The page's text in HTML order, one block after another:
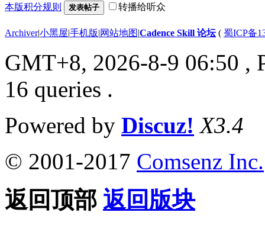
本版积分规则 发表帖子 转播给听众
Archiver|小黑屋|手机版|网站地图|Cadence Skill 论坛( 蜀ICP备
GMT+8, 2026-8-9 06:50 ,
16 queries .
Powered by Discuz! X3.4
© 2001-2017 Comsenz Inc.
返回顶部 返回版块